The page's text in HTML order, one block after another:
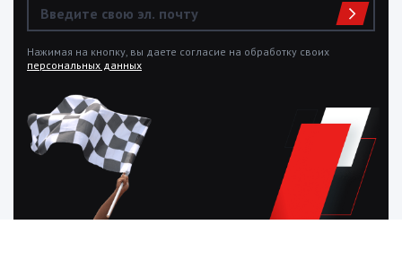
Нажимая на кнопку, вы даете согласие на обработку своих
персональных данных